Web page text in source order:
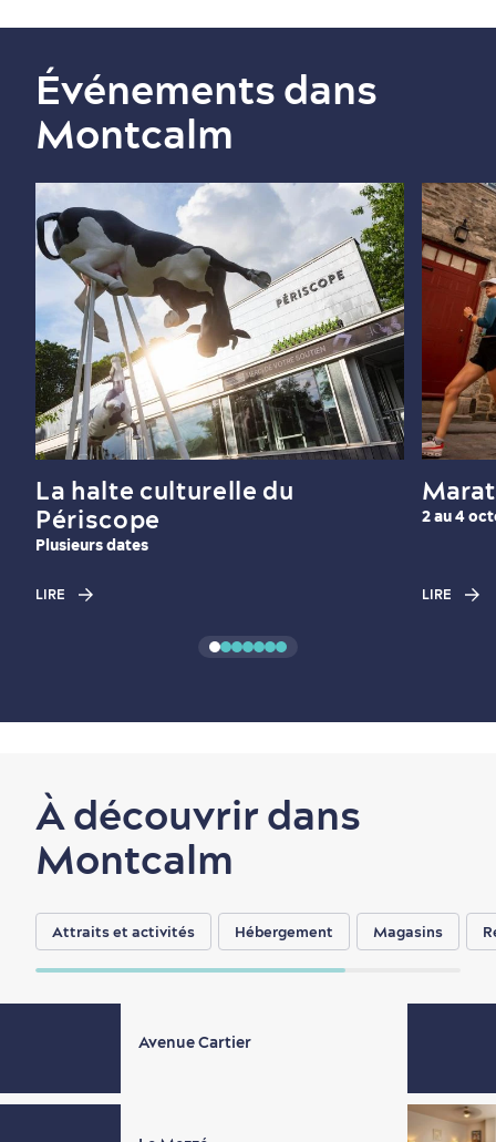
En famille
Événements dans
Montcalm
La halte culturelle du
Périscope
Plusieurs dates
LIRE
2 au 4
LIRE
À découvrir dans
Montcalm
Attraits et activités Hébergement Magasins
Avenue Cartier